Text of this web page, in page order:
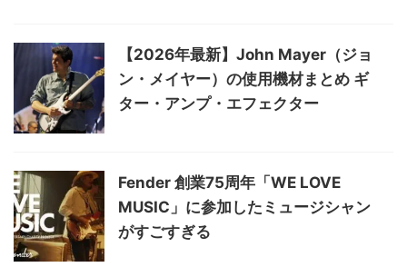
【2026年最新】John Mayer（ジョ
ン・メイヤー）の使用機材まとめ ギ
ター・アンプ・エフェクター
Fender 創業75周年「WE LOVE
MUSIC」に参加したミュージシャン
がすごすぎる